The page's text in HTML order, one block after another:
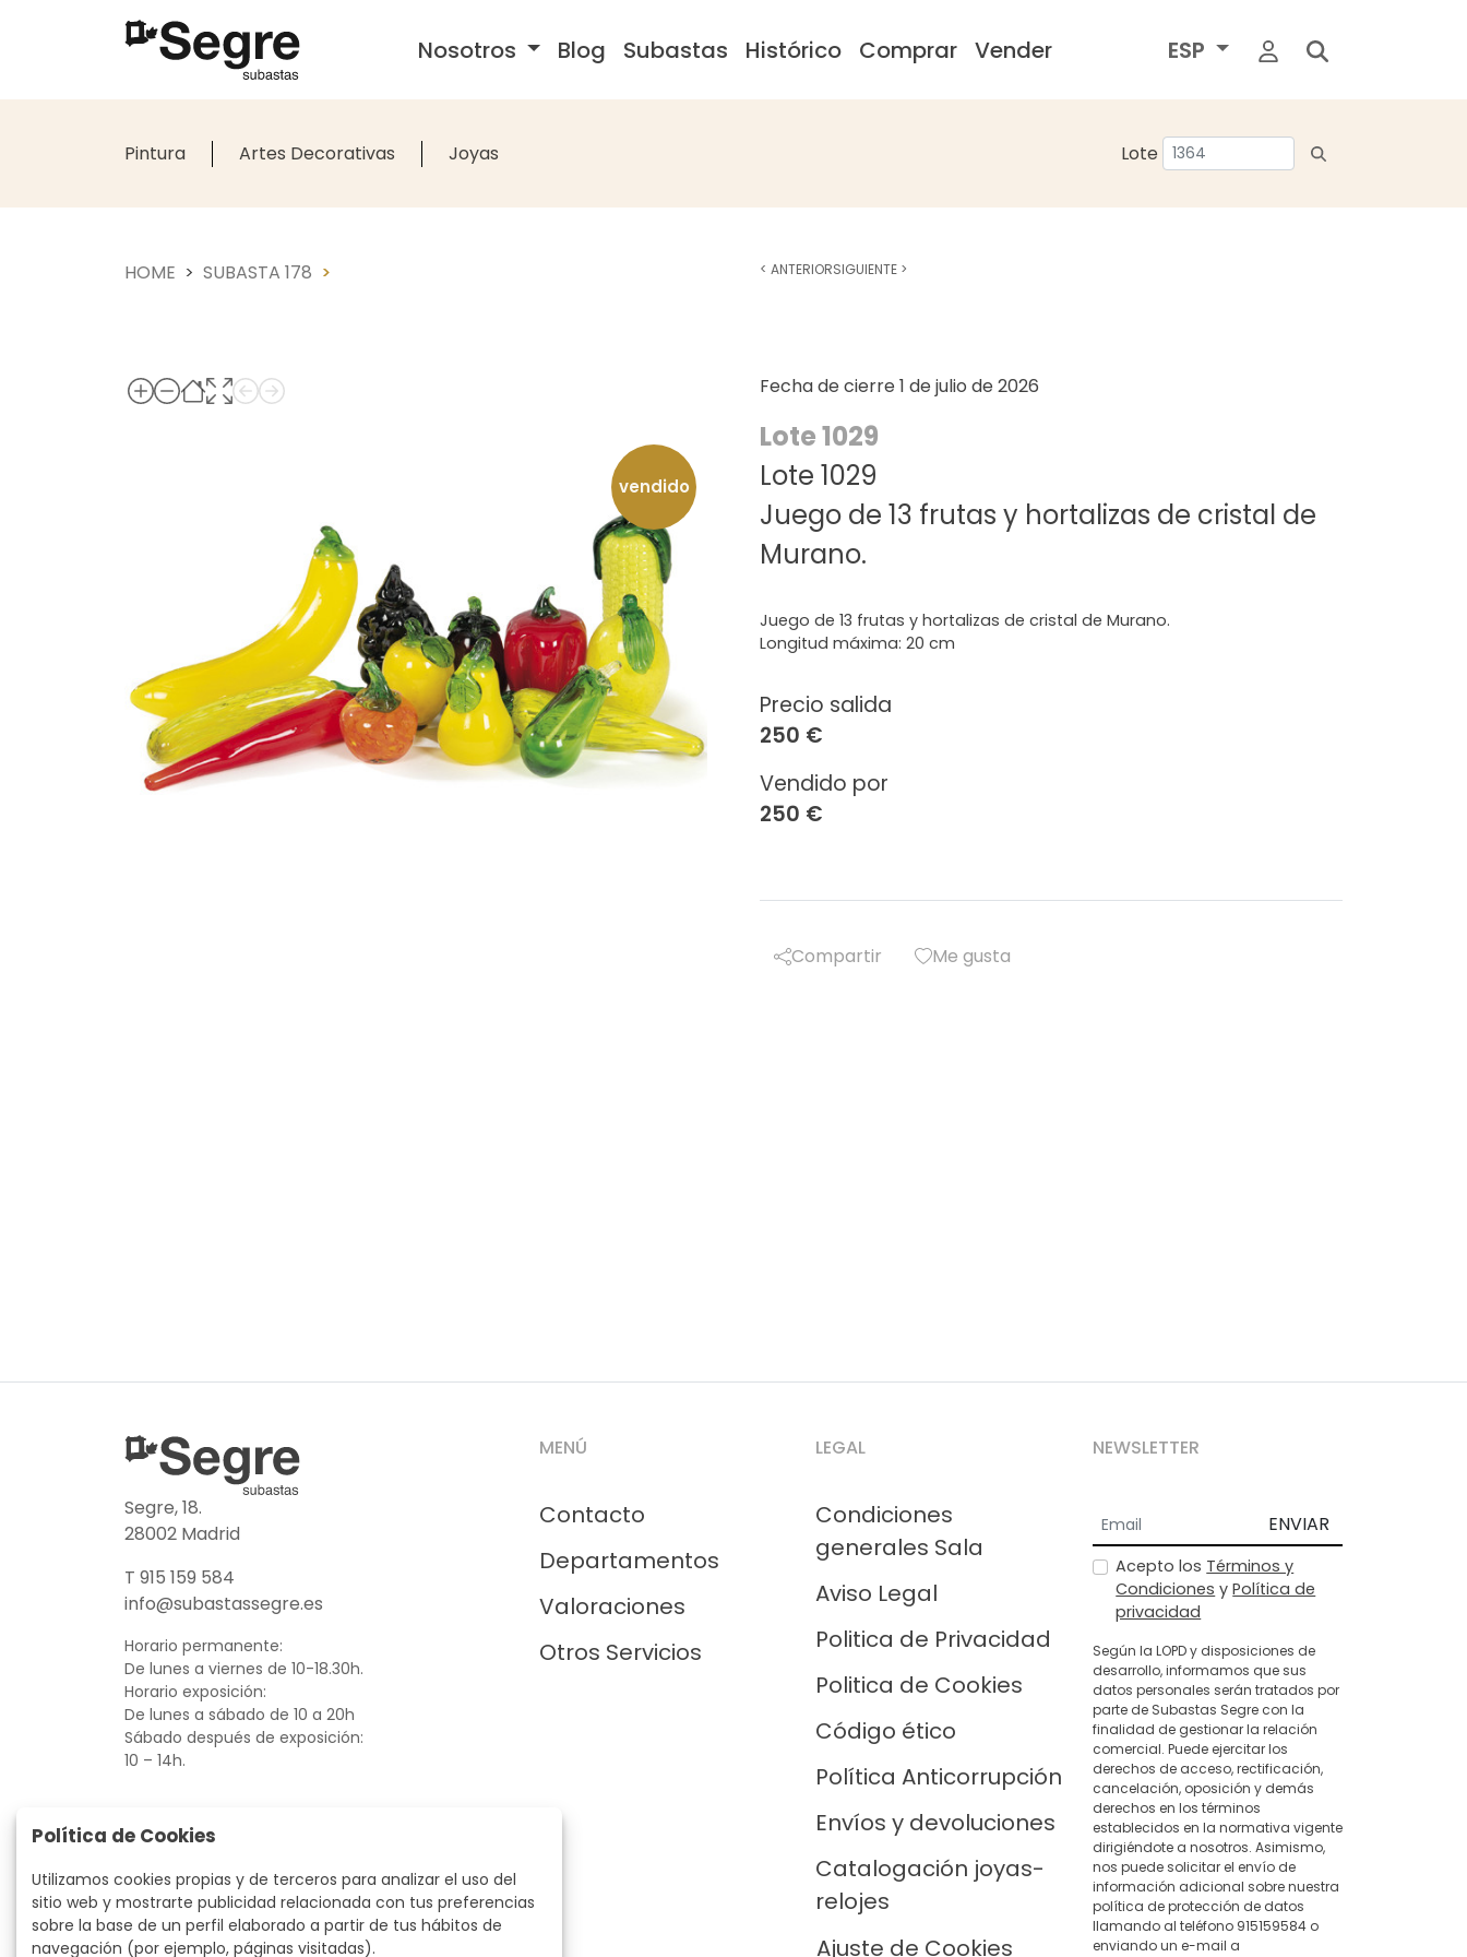
Nosotros Blog Subastas Histórico Comprar Vender ESP
Pintura Artes Decorativas Joyas Lote
HOME SUBASTA 178
Fecha de cierre 1 de julio de 2026
Lote 1029
Lote 1029
Juego de 13 frutas y hortalizas de cristal de
Murano.
vendido
Precio salida
250 €
Vendido por
250 €
Juego de 13 frutas y hortalizas de cristal de Murano.
Longitud máxima: 20 cm
Compartir Me gusta
< ANTERIORSIGUIENTE >
Segre, 18.
28002 Madrid
T 915 159 584
info@subastassegre.es
Horario permanente:
De lunes a viernes de 10-18.30h.
Horario exposición:
De lunes a sábado de 10 a 20h
Sábado después de exposición:
10 – 14h.
MENÚ
Contacto
Departamentos
Valoraciones
Otros Servicios
LEGAL
Condiciones
generales Sala
Aviso Legal
Politica de Privacidad
Politica de Cookies
Código ético
Política Anticorrupción
Envíos y devoluciones
Catalogación joyas-
relojes
Ajuste de Cookies
NEWSLETTER
ENVIAR
Acepto los Términos y
Condiciones yPolítica de
privacidad
Según la LOPD y disposiciones de
desarrollo, informamos que sus
datos personales serán tratados por
parte de Subastas Segre con la
finalidad de gestionar la relación
comercial. Puede ejercitar los
derechos de acceso, rectificación,
cancelación, oposición y demás
derechos en los términos
establecidos en la normativa vigente
dirigiéndote a nosotros. Asimismo,
nos puede solicitar el envío de
información adicional sobre nuestra
política de protección de datos
llamando al teléfono 915159584 o
enviando un e-mail a
Política de Cookies
Utilizamos cookies propias y de terceros para analizar el uso del
sitio web y mostrarte publicidad relacionada con tus preferencias
sobre la base de un perfil elaborado a partir de tus hábitos de
navegación (por ejemplo, páginas visitadas).